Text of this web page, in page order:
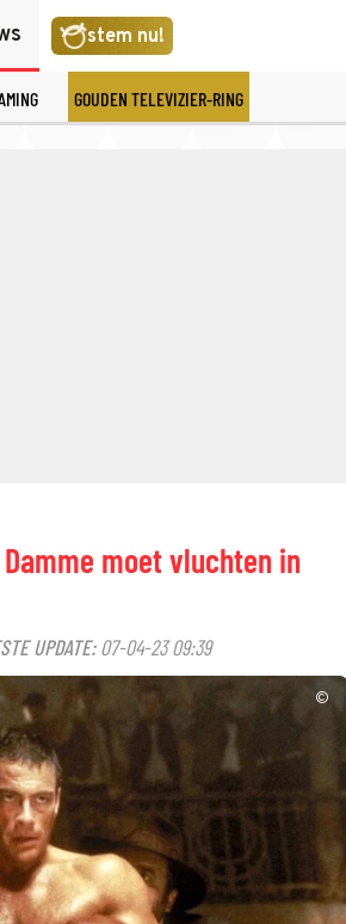
stem nu!
GOUDEN TELEVIZIER-RING
moet vluchten in
UPDATE: 07-04-23 09:39
©